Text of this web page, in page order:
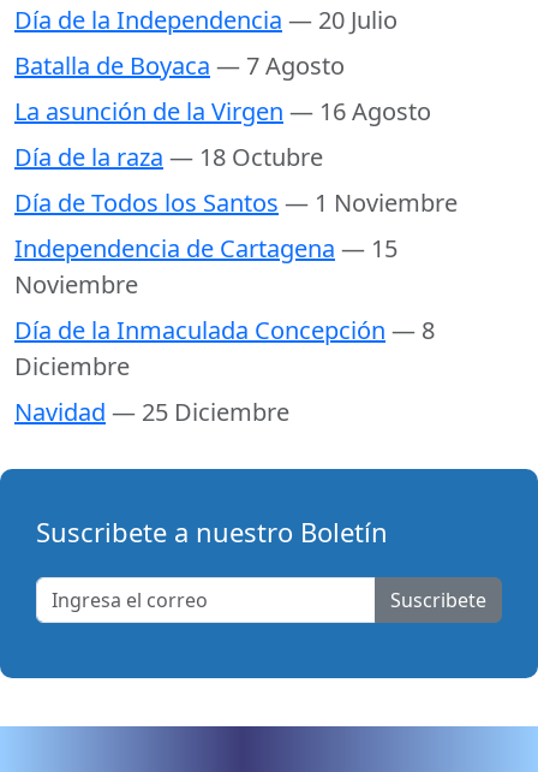
Día de la Independencia — 20 Julio
Batalla de Boyaca — 7 Agosto
La asunción de la Virgen — 16 Agosto
Día de la raza — 18 Octubre
Día de Todos los Santos — 1 Noviembre
Independencia de Cartagena — 15
Noviembre
Día de la Inmaculada Concepción — 8
Diciembre
Navidad — 25 Diciembre
Suscribete a nuestro Boletín
Suscribete